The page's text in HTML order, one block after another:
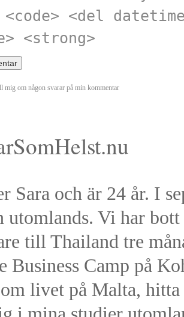
<del
<strong>
mig om någon svarar på min kommentar
Sara och är 24 år. I
utomlands. Vi har
till Thailand tre
Business Camp på
livet på Malta,